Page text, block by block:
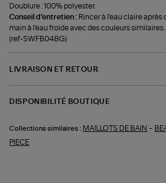
Doublure : 100% polyester.
Conseil d'entretien : Rincer à l'eau claire après
main à l'eau froide avec des couleurs similaires.
(ref-SWFB04BG)
LIVRAISON ET RETOUR
DISPONIBILITÉ BOUTIQUE
Collections similaires : MAILLOTS DE BAIN -
PIECE